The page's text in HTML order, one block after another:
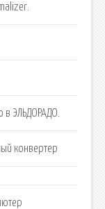
в ЭЛЬДОРАДО.
конвертер